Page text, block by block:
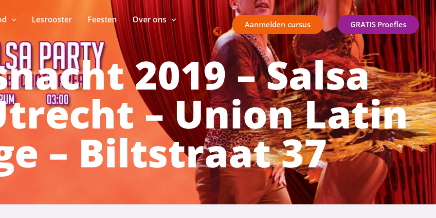
Lesrooster Feesten Over ons Aanmelden cursus GRATIS Proefles
2019 – Salsa
– Union Latin
– Biltstraat 37